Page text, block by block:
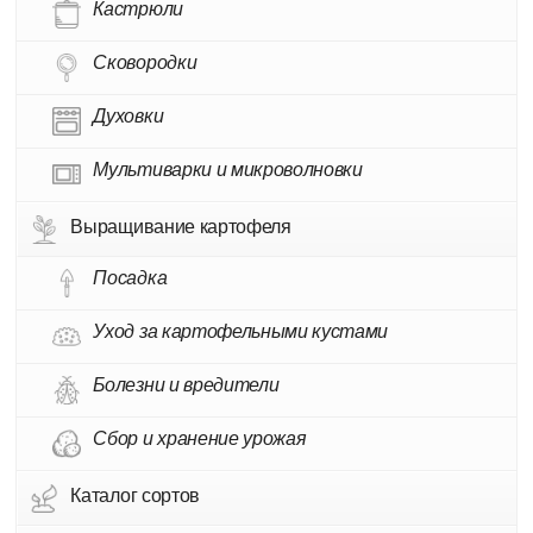
Кастрюли
Сковородки
Духовки
Мультиварки и микроволновки
Выращивание картофеля
Посадка
Уход за картофельными кустами
Болезни и вредители
Сбор и хранение урожая
Каталог сортов